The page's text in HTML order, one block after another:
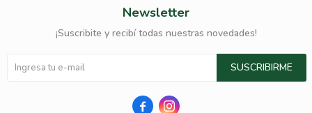
Newsletter
¡Suscribite y recibí todas nuestras novedades!
SUSCRIBIRME
 